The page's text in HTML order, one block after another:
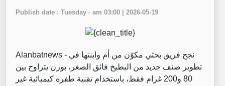
Publish date : Tuesday - am 03:00 | 2026-05-19
Alanbatnews - نجح فريق بحثي مكوّن من أم وابنتها في
تطوير صنف جديد من البطيخ فائق الصغر، بوزن يتراوح بين
80 و200 غرام فقط، باستخدام تقنية طفرة كيميائية غير